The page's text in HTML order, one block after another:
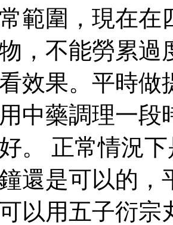
範圍，現在在
，不能勞累過
效果。平時
中藥調理一段
。 正常情況
還是可以的，
以用五子衍